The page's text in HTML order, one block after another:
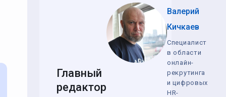
Главный
редактор
Валерий
Кичкаев
Специалист
в области
онлайн-
рекрутинга
и цифровых
HR-